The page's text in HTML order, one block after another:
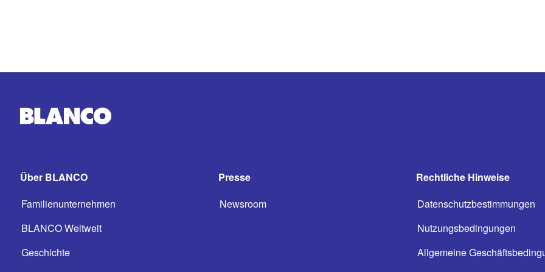
Über BLANCO
Familienunternehmen
BLANCO Weltweit
Geschichte
Presse
Newsroom
Rechtliche Hinweise
Datenschutzbestimmungen
Nutzungsbedingungen
Allgemeine